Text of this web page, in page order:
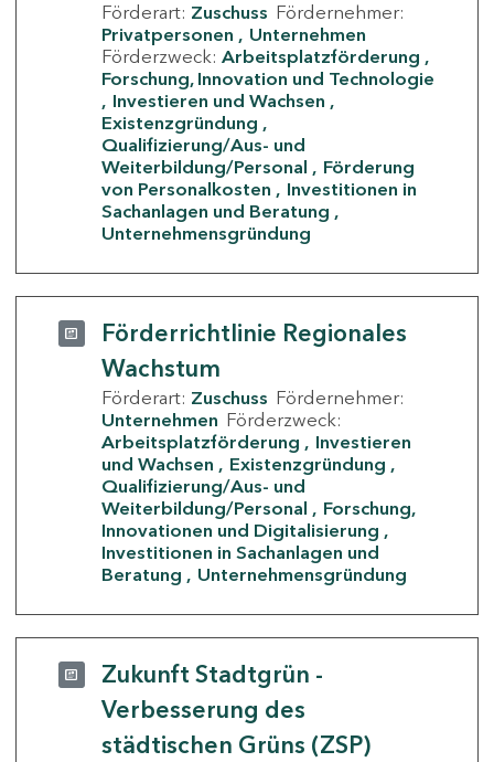
Förderart: Zuschuss Fördernehmer:
Privatpersonen
Unternehmen
Förderzweck: Arbeitsplatzförderung
Forschung, Innovation und Technologie
Investieren und Wachsen
Existenzgründung
Qualifizierung/Aus- und
Weiterbildung/Personal
Förderung
von Personalkosten
Investitionen in
Sachanlagen und Beratung
Unternehmensgründung
Förderrichtlinie Regionales
Wachstum
Förderart: Zuschuss Fördernehmer:
Unternehmen Förderzweck:
Arbeitsplatzförderung
Investieren
und Wachsen
Existenzgründung
Qualifizierung/Aus- und
Weiterbildung/Personal
Forschung,
Innovationen und Digitalisierung
Investitionen in Sachanlagen und
Beratung
Unternehmensgründung
Zukunft Stadtgrün -
Verbesserung des
städtischen Grüns (ZSP)